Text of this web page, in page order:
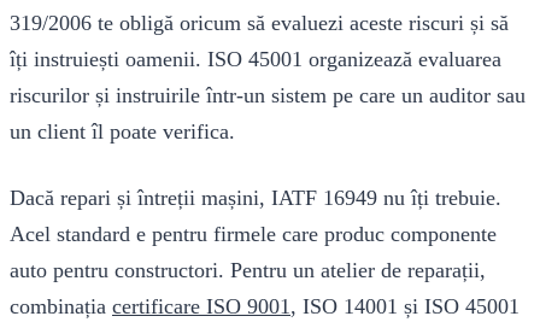
319/2006 te obligă oricum să evaluezi aceste riscuri și să
îți instruiești oamenii. ISO 45001 organizează evaluarea
riscurilor și instruirile într-un sistem pe care un auditor sau
un client îl poate verifica.
Dacă repari și întreții mașini, IATF 16949 nu îți trebuie.
Acel standard e pentru firmele care produc componente
auto pentru constructori. Pentru un atelier de reparații,
combinația certificare ISO 9001 , ISO 14001 și ISO 45001